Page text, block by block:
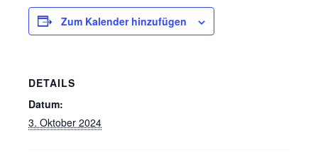
Zum Kalender hinzufügen
DETAILS
Datum:
3. Oktober 2024